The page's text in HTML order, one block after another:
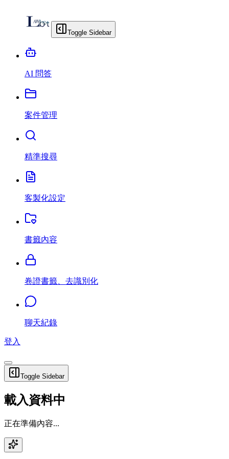
Toggle Sidebar
AI 問答
案件管理
精準搜尋
客製化設定
書籤內容
卷證書籤、去識別化
聊天紀錄
登入
Toggle Sidebar
載入資料中
正在準備內容...